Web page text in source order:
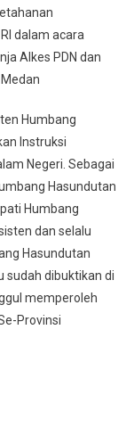
dalam acara
Alkes PDN dan
Humbang
Instruksi
Negeri. Sebagai
Hasundutan
Humbang
dan selalu
Hasundutan
sudah dibuktikan di
memperoleh
Provinsi